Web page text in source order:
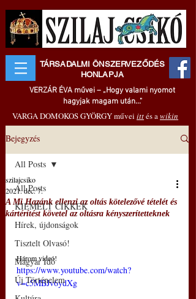
TÁRSADALMI ÖNSZERVEZŐDÉS
HONLAPJA
VERZÁR ÉVA művei – „Hogy valami nyomot
hagyjak magam után..."
VARGA DOMOKOS GYÖRGY művei ittés awikin
Bejegyzés
All Posts
KIEMELT CIKKEK
Hírek, újdonságok
Tisztelt Olvasó!
Magyar Idő
Új Történelem
All Posts
A Mi Hazánk ellenzi az oltás kötelezővé tételét és
kártérítést követel az oltásra kényszerítetteknek
szilajcsiko
2021. dec. 7.
Három videó!
https://www.youtube.com/watch?
v=c5MBJv6ydXg